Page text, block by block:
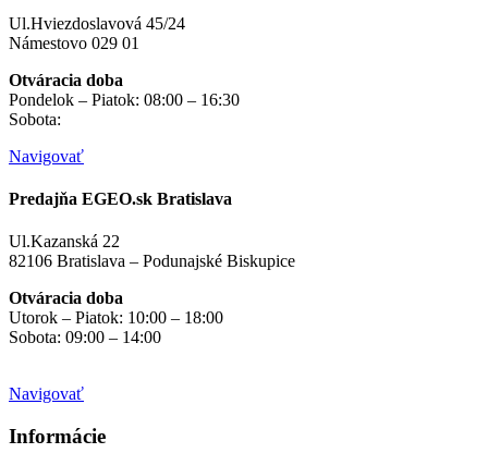
Ul.Hviezdoslavová 45/24
Námestovo 029 01
Otváracia doba
Pondelok – Piatok: 08:00 – 16:30
Sobota:
Navigovať
Predajňa EGEO.sk Bratislava
Ul.Kazanská 22
82106 Bratislava – Podunajské Biskupice
Otváracia doba
Utorok – Piatok: 10:00 – 18:00
Sobota: 09:00 – 14:00
Navigovať
Informácie